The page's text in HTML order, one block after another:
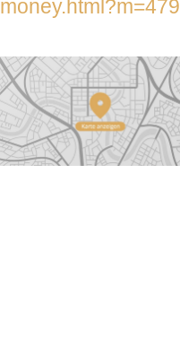
money.html?m=479